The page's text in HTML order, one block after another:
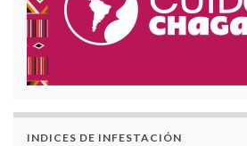
INDICES DE INFESTACIÓN